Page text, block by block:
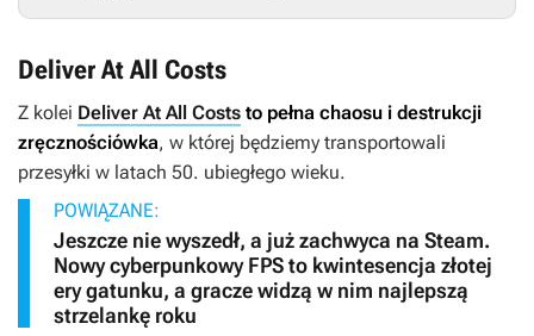
Deliver At All Costs
Z kolei Deliver At All Costs to pełna chaosu i destrukcji
zręcznościówka, w której będziemy transportowali
przesyłki w latach 50. ubiegłego wieku.
POWIĄZANE:
Jeszcze nie wyszedł, a już zachwyca na Steam.
Nowy cyberpunkowy FPS to kwintesencja złotej
ery gatunku, a gracze widzą w nim najlepszą
strzelankę roku